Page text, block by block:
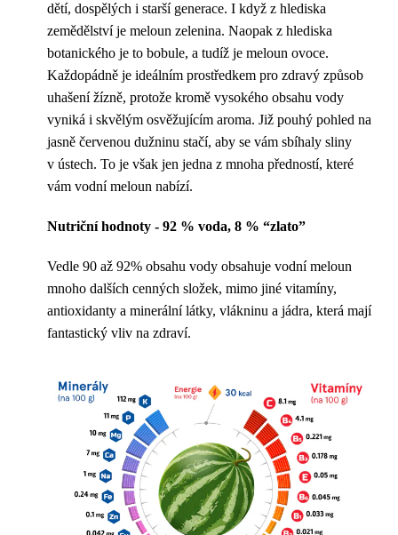
dětí, dospělých i starší generace. I když z hlediska
zemědělství je meloun zelenina. Naopak z hlediska
botanického je to bobule, a tudíž je meloun ovoce.
Každopádně je ideálním prostředkem pro zdravý způsob
uhašení žízně, protože kromě vysokého obsahu vody
vyniká i skvělým osvěžujícím aroma. Již pouhý pohled na
jasně červenou dužninu stačí, aby se vám sbíhaly sliny
v ústech. To je však jen jedna z mnoha předností, které
vám vodní meloun nabízí.
Nutriční hodnoty - 92 % voda, 8 % “zlato”
Vedle 90 až 92% obsahu vody obsahuje vodní meloun
mnoho dalších cenných složek, mimo jiné vitamíny,
antioxidanty a minerální látky, vlákninu a jádra, která mají
fantastický vliv na zdraví.